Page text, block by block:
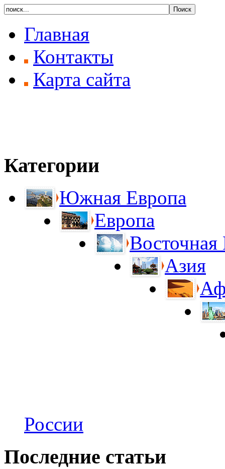
Главная
Контакты
Карта сайта
Категории
Южная Европа
Европа
Восточная
Азия
России
Последние статьи